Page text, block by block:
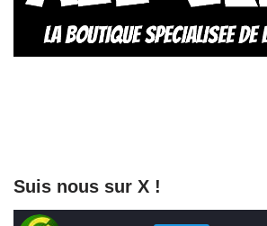
Suis nous sur X !